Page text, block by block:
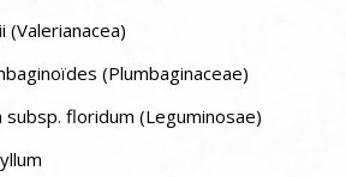
(Valerianacea)
(Plumbaginaceae)
floridum (Leguminosae)